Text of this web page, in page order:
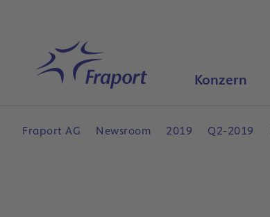
Startseite Konzern
Fraport AG Newsroom 2019 Q2-2019